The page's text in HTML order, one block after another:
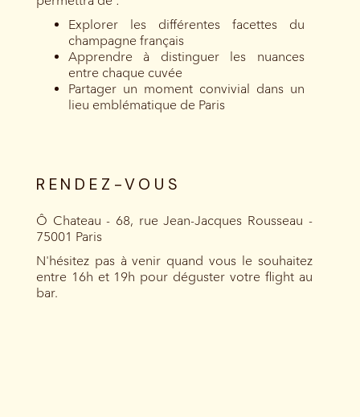
Explorer les différentes facettes du
champagne français
Apprendre à distinguer les nuances
entre chaque cuvée
Partager un moment convivial dans un
lieu emblématique de Paris
RENDEZ-VOUS
Ô Chateau - 68, rue Jean-Jacques Rousseau -
75001 Paris
N'hésitez pas à venir quand vous le souhaitez
entre 16h et 19h pour déguster votre flight au
bar.